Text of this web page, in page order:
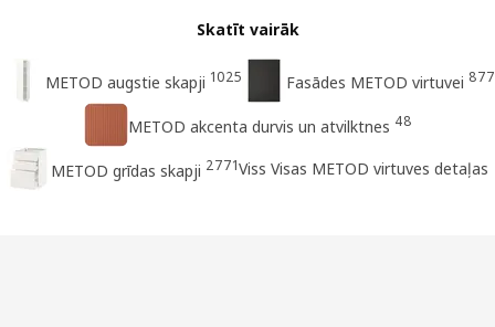
Skatīt vairāk
METOD augstie skapji 1025 Fasādes METOD virtuvei 877
METOD akcenta durvis un atvilktnes 48
METOD grīdas skapji 2771Viss Visas METOD virtuves detaļas